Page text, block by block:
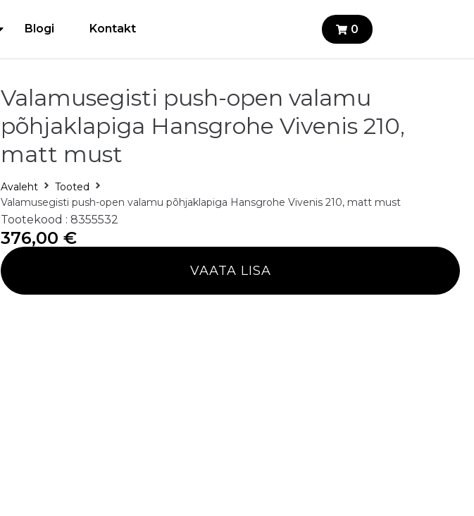
Blogi Kontakt 0
Valamusegisti push-open valamu
põhjaklapiga Hansgrohe Vivenis 210,
matt must
Avaleht
Tooted
Valamusegisti push-open valamu põhjaklapiga Hansgrohe Vivenis 210, matt must
Tootekood : 8355532
376,00 €
VAATA LISA